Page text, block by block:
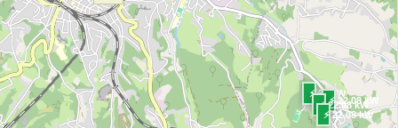
⚡ 22 kW
⚡ 22.08 kW
⚡ 22.08 kW
⚡ 22.08 kW